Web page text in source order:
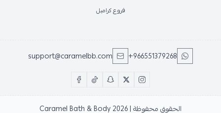
فروع كراميل
+966551379268
support@caramelbb.com
الحقوق محفوظة | 2026 Caramel Bath & Body